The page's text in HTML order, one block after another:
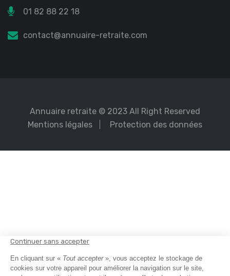
01 82 88 22 18
contact@annuaire-retraite.com
Annuaire retraite © 2023 All Right Reserved
Mentions légales
Protection des données